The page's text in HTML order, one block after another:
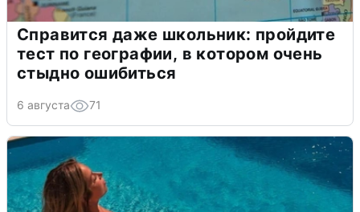
Справится даже школьник: пройдите
тест по географии, в котором очень
стыдно ошибиться
6 августа 71